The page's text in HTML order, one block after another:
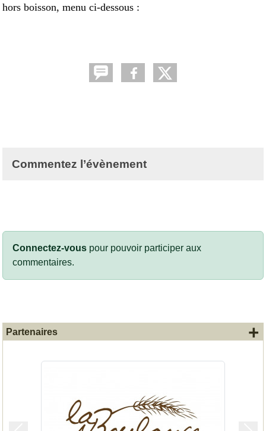
hors boisson, menu ci-dessous :
Commentez l’évènement
Connectez-vous pour pouvoir participer aux
commentaires.
Partenaires +